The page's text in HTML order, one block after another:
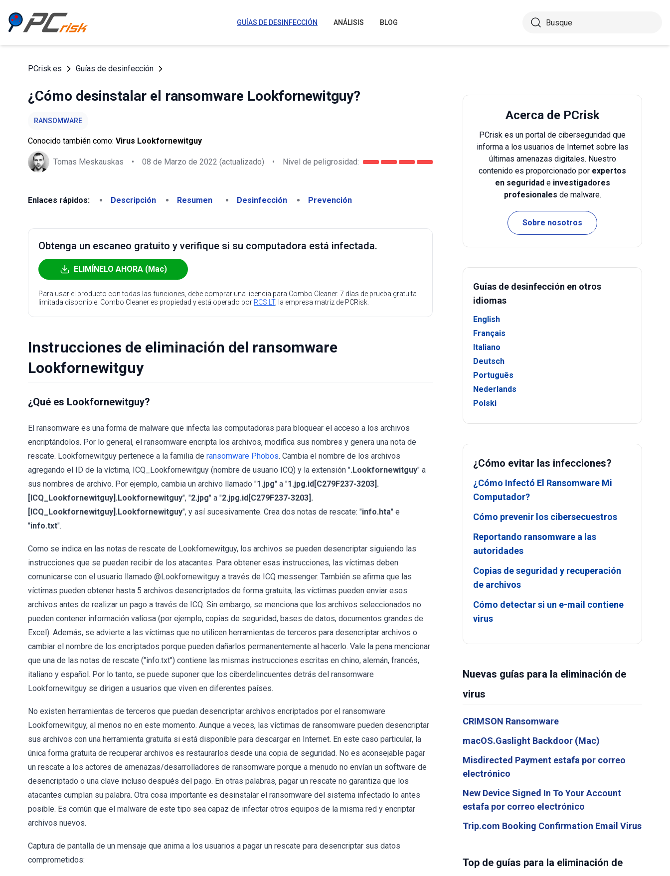
GUÍAS DE DESINFECCIÓN ANÁLISIS BLOG
PCrisk.es Guías de desinfección
¿Cómo desinstalar el ransomware Lookfornewitguy?
RANSOMWARE
Conocido también como: Virus Lookfornewitguy
Tomas Meskauskas • 08 de Marzo de 2022 (actualizado) • Nivel de peligrosidad:
Enlaces rápidos: Descripción Resumen Desinfección Prevención
Obtenga un escaneo gratuito y verifique si su computadora está infectada.
ELIMÍNELO AHORA (Mac)
Para usar el producto con todas las funciones, debe comprar una licencia para Combo Cleaner. 7 días de prueba gratuita
limitada disponible. Combo Cleaner es propiedad y está operado por RCS LT, la empresa matriz de PCRisk.
Instrucciones de eliminación del ransomware
Lookfornewitguy
¿Qué es Lookfornewitguy?
El ransomware es una forma de malware que infecta las computadoras para bloquear el acceso a los archivos
encriptándolos. Por lo general, el ransomware encripta los archivos, modifica sus nombres y genera una nota de
rescate. Lookfornewitguy pertenece a la familia de ransomware Phobos. Cambia el nombre de los archivos
agregando el ID de la víctima, ICQ_Lookfornewitguy (nombre de usuario ICQ) y la extensión ".Lookfornewitguy" a
sus nombres de archivo. Por ejemplo, cambia un archivo llamado "1.jpg" a "1.jpg.id[C279F237-3203].
[ICQ_Lookfornewitguy].Lookfornewitguy", "2.jpg" a "2.jpg.id[C279F237-3203].
[ICQ_Lookfornewitguy].Lookfornewitguy", y así sucesivamente. Crea dos notas de rescate: "info.hta" e
"info.txt".
Como se indica en las notas de rescate de Lookfornewitguy, los archivos se pueden desencriptar siguiendo las
instrucciones que se pueden recibir de los atacantes. Para obtener esas instrucciones, las víctimas deben
comunicarse con el usuario llamado @Lookfornewitguy a través de ICQ messenger. También se afirma que las
víctimas pueden obtener hasta 5 archivos desencriptados de forma gratuita; las víctimas pueden enviar esos
archivos antes de realizar un pago a través de ICQ. Sin embargo, se menciona que los archivos seleccionados no
pueden contener información valiosa (por ejemplo, copias de seguridad, bases de datos, documentos grandes de
Excel). Además, se advierte a las víctimas que no utilicen herramientas de terceros para desencriptar archivos o
cambiar el nombre de los encriptados porque pueden dañarlos permanentemente al hacerlo. Vale la pena mencionar
que una de las notas de rescate ("info.txt") contiene las mismas instrucciones escritas en chino, alemán, francés,
italiano y español. Por lo tanto, se puede suponer que los ciberdelincuentes detrás del ransomware
Lookfornewitguy se dirigen a usuarios que viven en diferentes países.
No existen herramientas de terceros que puedan desencriptar archivos encriptados por el ransomware
Lookfornewitguy, al menos no en este momento. Aunque a veces, las víctimas de ransomware pueden desencriptar
sus archivos con una herramienta gratuita si está disponible para descargar en Internet. En este caso particular, la
única forma gratuita de recuperar archivos es restaurarlos desde una copia de seguridad. No es aconsejable pagar
un rescate a los actores de amenazas/desarrolladores de ransomware porque a menudo no envían un software de
desencriptado o una clave incluso después del pago. En otras palabras, pagar un rescate no garantiza que los
atacantes cumplan su palabra. Otra cosa importante es desinstalar el ransomware del sistema infectado lo antes
posible. Es común que el malware de este tipo sea capaz de infectar otros equipos de la misma red y encriptar
archivos nuevos.
Captura de pantalla de un mensaje que anima a los usuarios a pagar un rescate para desencriptar sus datos
comprometidos:
Acerca de PCrisk
PCrisk es un portal de ciberseguridad que
informa a los usuarios de Internet sobre las
últimas amenazas digitales. Nuestro
contenido es proporcionado por expertos
en seguridade investigadores
profesionales de malware.
Sobre nosotros
Guías de desinfección en otros
idiomas
English
Français
Italiano
Deutsch
Português
Nederlands
Polski
¿Cómo evitar las infecciones?
¿Cómo Infectó El Ransomware Mi
Computador?
Cómo prevenir los cibersecuestros
Reportando ransomware a las
autoridades
Copias de seguridad y recuperación
de archivos
Cómo detectar si un e-mail contiene
virus
Nuevas guías para la eliminación de
virus
CRIMSON Ransomware
macOS.Gaslight Backdoor (Mac)
Misdirected Payment estafa por correo
electrónico
New Device Signed In To Your Account
estafa por correo electrónico
Trip.com Booking Confirmation Email Virus
Top de guías para la eliminación de